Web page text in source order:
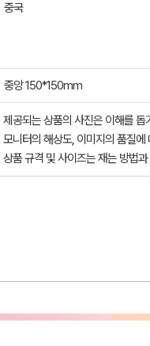
중국
중앙 150*150mm
제공되는 상품의 사진은 이해를
모니터의 해상도, 이미지의 품질
상품 규격 및 사이즈는 재는 방법